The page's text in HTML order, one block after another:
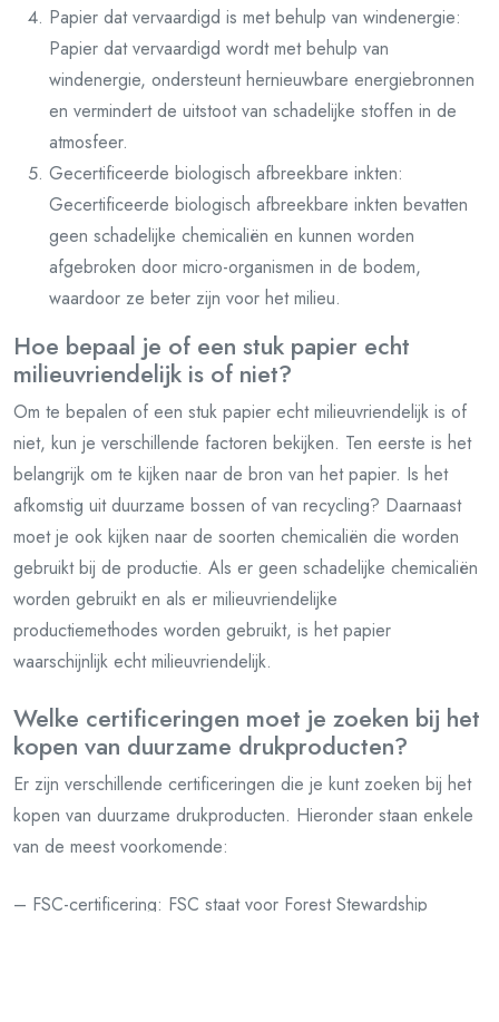
Papier dat vervaardigd is met behulp van windenergie:
Papier dat vervaardigd wordt met behulp van
windenergie, ondersteunt hernieuwbare energiebronnen
en vermindert de uitstoot van schadelijke stoffen in de
atmosfeer.
Gecertificeerde biologisch afbreekbare inkten:
Gecertificeerde biologisch afbreekbare inkten bevatten
geen schadelijke chemicaliën en kunnen worden
afgebroken door micro-organismen in de bodem,
waardoor ze beter zijn voor het milieu.
Hoe bepaal je of een stuk papier echt
milieuvriendelijk is of niet?
Om te bepalen of een stuk papier echt milieuvriendelijk is of
niet, kun je verschillende factoren bekijken. Ten eerste is het
belangrijk om te kijken naar de bron van het papier. Is het
afkomstig uit duurzame bossen of van recycling? Daarnaast
moet je ook kijken naar de soorten chemicaliën die worden
gebruikt bij de productie. Als er geen schadelijke chemicaliën
worden gebruikt en als er milieuvriendelijke
productiemethodes worden gebruikt, is het papier
waarschijnlijk echt milieuvriendelijk.
Welke certificeringen moet je zoeken bij het
kopen van duurzame drukproducten?
Er zijn verschillende certificeringen die je kunt zoeken bij het
kopen van duurzame drukproducten. Hieronder staan enkele
van de meest voorkomende:
– FSC-certificering: FSC staat voor Forest Stewardship